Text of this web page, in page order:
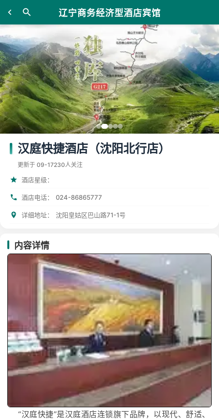
辽宁商务经济型酒店宾馆
汉庭快捷酒店（沈阳北行店）
更新于 09-17230人关注
酒店星级：
酒店电话： 024-86865777
详细地址： 沈阳皇姑区巴山路71-1号
内容详情
“汉庭快捷”是汉庭酒店连锁旗下品牌，以现代、舒适、